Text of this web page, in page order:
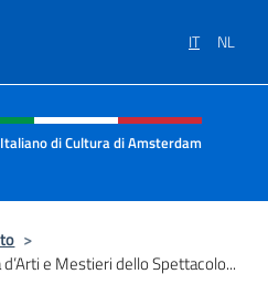
IT NL
social e menù
di Cultura di Amsterdam
>
e Mestieri dello Spettacolo...